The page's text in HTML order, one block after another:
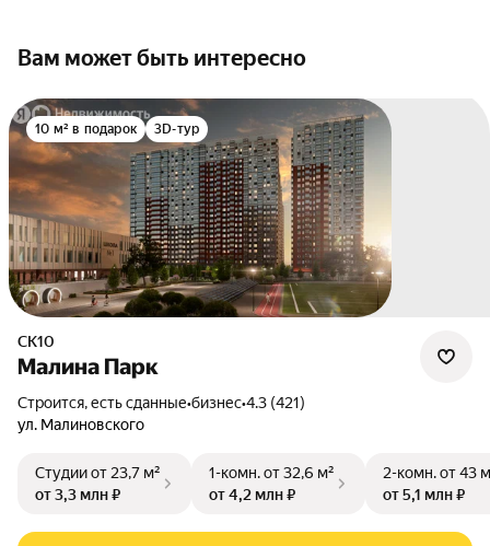
Вам может быть интересно
10 м² в подарок 3D-тур
СК10
Малина Парк
Строится, есть сданные•бизнес•4.3 (421)
ул. Малиновского
Студииот 23,7 м²
от 3,3 млн ₽
1-комн.от 32,6 м²
от 4,2 млн ₽
2-комн.от 43
от 5,1 млн ₽